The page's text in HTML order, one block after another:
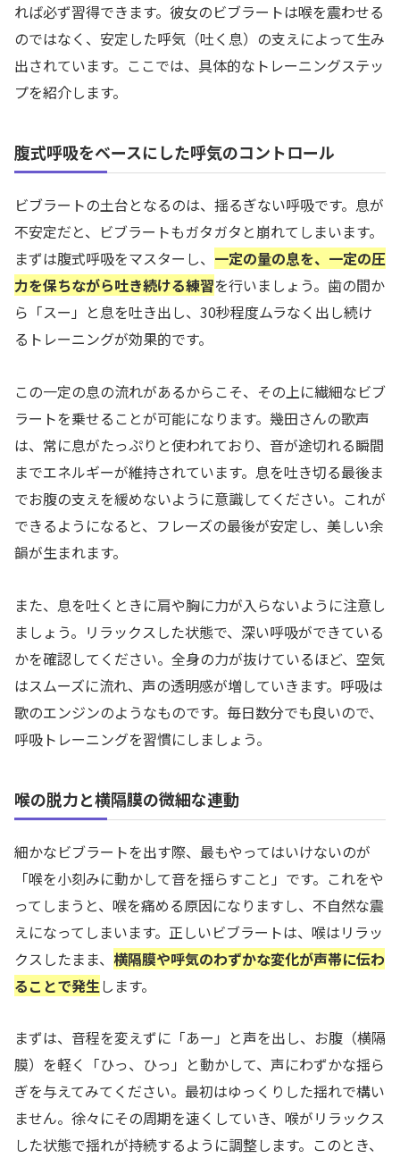
れば必ず習得できます。彼女のビブラートは喉を震わせる
のではなく、安定した呼気（吐く息）の支えによって生み
出されています。ここでは、具体的なトレーニングステッ
プを紹介します。
腹式呼吸をベースにした呼気のコントロール
ビブラートの土台となるのは、揺るぎない呼吸です。息が
不安定だと、ビブラートもガタガタと崩れてしまいます。
まずは腹式呼吸をマスターし、 一定の量の息を、一定の圧
力を保ちながら吐き続ける練習を行いましょう。歯の間か
ら「スー」と息を吐き出し、30秒程度ムラなく出し続け
るトレーニングが効果的です。
この一定の息の流れがあるからこそ、その上に繊細なビブ
ラートを乗せることが可能になります。幾田さんの歌声
は、常に息がたっぷりと使われており、音が途切れる瞬間
までエネルギーが維持されています。息を吐き切る最後ま
でお腹の支えを緩めないように意識してください。これが
できるようになると、フレーズの最後が安定し、美しい余
韻が生まれます。
また、息を吐くときに肩や胸に力が入らないように注意し
ましょう。リラックスした状態で、深い呼吸ができている
かを確認してください。全身の力が抜けているほど、空気
はスムーズに流れ、声の透明感が増していきます。呼吸は
歌のエンジンのようなものです。毎日数分でも良いので、
呼吸トレーニングを習慣にしましょう。
喉の脱力と横隔膜の微細な連動
細かなビブラートを出す際、最もやってはいけないのが
「喉を小刻みに動かして音を揺らすこと」です。これをや
ってしまうと、喉を痛める原因になりますし、不自然な震
えになってしまいます。正しいビブラートは、喉はリラッ
クスしたまま、 横隔膜や呼気のわずかな変化が声帯に伝わ
ることで発生します。
まずは、音程を変えずに「あー」と声を出し、お腹（横隔
膜）を軽く「ひっ、ひっ」と動かして、声にわずかな揺ら
ぎを与えてみてください。最初はゆっくりした揺れで構い
ません。徐々にその周期を速くしていき、喉がリラックス
した状態で揺れが持続するように調整します。このとき、